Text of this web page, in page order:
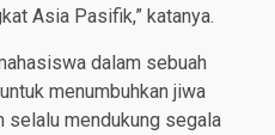
Asia Pasifik,” katanya.
dalam sebuah
menumbuhkan jiwa
mendukung segala